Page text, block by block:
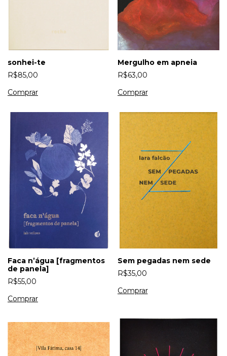
sonhei-te
R$85,00
Mergulho em apneia
R$63,00
Faca n’água [fragmentos
de panela]
R$55,00
Sem pegadas nem sede
R$35,00